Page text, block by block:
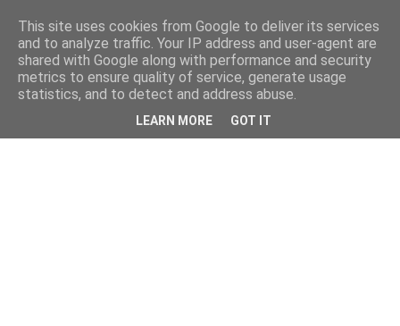
This site uses cookies from Google to deliver its services
and to analyze traffic. Your IP address and user-agent are
shared with Google along with performance and security
metrics to ensure quality of service, generate usage
statistics, and to detect and address abuse.
LEARN MORE GOT IT